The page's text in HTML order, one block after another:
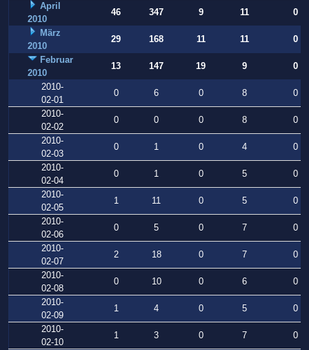
April
2010
46 347 9 11
0
März
2010
29 168 11 11
0
Februar
2010
13 147 19 9
0
2010-
02-01
0 6 0 8
0
2010-
02-02
0 0 0 8
0
2010-
02-03
0 1 0 4
0
2010-
02-04
0 1 0 5
0
2010-
02-05
1 11 0 5
0
2010-
02-06
0 5 0 7
0
2010-
02-07
2 18 0 7
0
2010-
02-08
0 10 0 6
0
2010-
02-09
1 4 0 5
0
2010-
02-10
1 3 0 7
0